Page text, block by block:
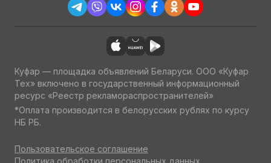
Куфар — площадка объявлений Беларуси. ООО «Куфар
Тех» включено в государственный информационный
ресурс «Реестр рекламораспространителей»
*Оплата производится в белорусских рублях по курсу
НБ РБ.
Пользовательское соглашение
Политика обработки персональных данных